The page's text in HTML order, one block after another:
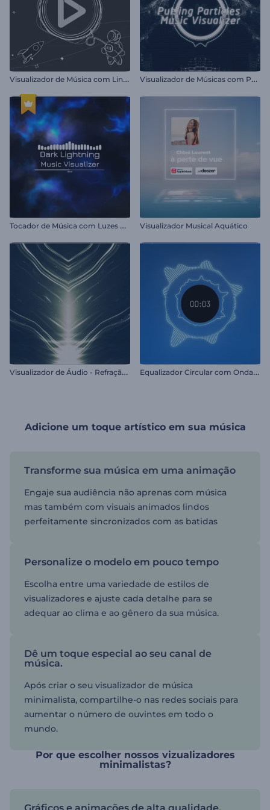
V
isualizador de Música com Linhas Cósmicas V
isualizador de Músicas com Partículas
T
ocador de Música com Luzes Escuras Visualizador Musical Aquático
V
isualizador de Áudio - Refração Rítmica E
qualizador Circular com Ondas Sonoras
Adicione um toque artístico em sua música
Transforme sua música em uma animação
Engaje sua audiência não aprenas com música
mas também com visuais animados lindos
perfeitamente sincronizados com as batidas
Personalize o modelo em pouco tempo
Escolha entre uma variedade de estilos de
visualizadores e ajuste cada detalhe para se
adequar ao clima e ao gênero da sua música.
Dê um toque especial ao seu canal de
música.
Após criar o seu visualizador de música
minimalista, compartilhe-o nas redes sociais para
aumentar o número de ouvintes em todo o
mundo.
Por que escolher nossos vizualizadores
minimalistas?